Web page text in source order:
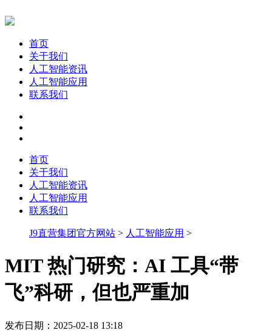
首页
关于我们
人工智能资讯
人工智能应用
联系我们
首页
关于我们
人工智能资讯
人工智能应用
联系我们
J9直营集团官方网站 > 人工智能应用 >
MIT 热门研究：AI 工具“带
飞”科研，但也严重加
发布日期：2025-02-18 13:18